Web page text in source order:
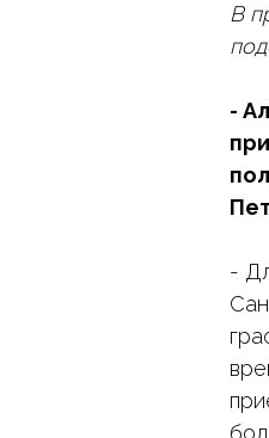
В
-
-